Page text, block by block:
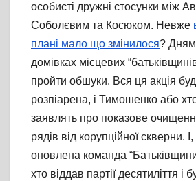
особисті дружні стосунки між
Соболєвим та Косюком. Невже
плані мало що змінилося?
домівках місцевих
пройти обшуки. Вся ця акція
розпіарена, і Тимошенко або
заявлять про показове
рядів від корупційної скверни.
оновлена команда
хто віддав партії десятиліття і